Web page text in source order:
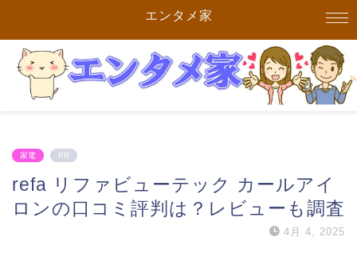
エンタメ家
家電 PR
refa リファビューテック カールアイ
ロンの口コミ評判は？レビューも調査
4月 4, 2025